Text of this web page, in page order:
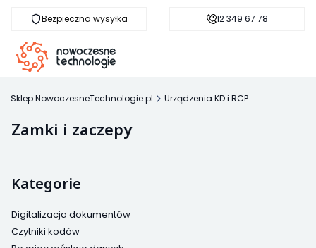
Bezpieczna wysyłka Darmowa dostawa od 500 zł
12 349 67 78
Sklep NowoczesneTechnologie.pl Urządzenia KD i RCP
Zamki i zaczepy
Kategorie
Digitalizacja dokumentów
Czytniki kodów